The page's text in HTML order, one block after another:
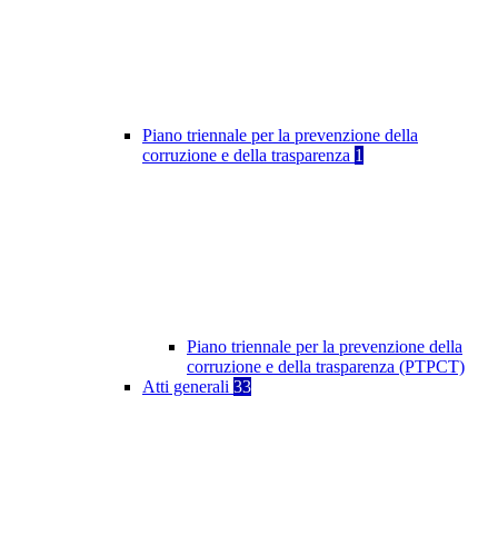
Piano triennale per la prevenzione della
corruzione e della trasparenza 1
Piano triennale per la prevenzione della
corruzione e della trasparenza (PTPCT)
Atti generali 33